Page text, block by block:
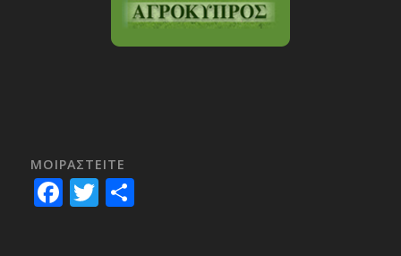
ΜΟΙΡΑΣTEITE
Facebook
Twitter
Share